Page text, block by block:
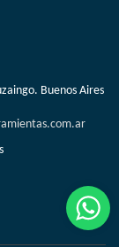
Buenos Aires